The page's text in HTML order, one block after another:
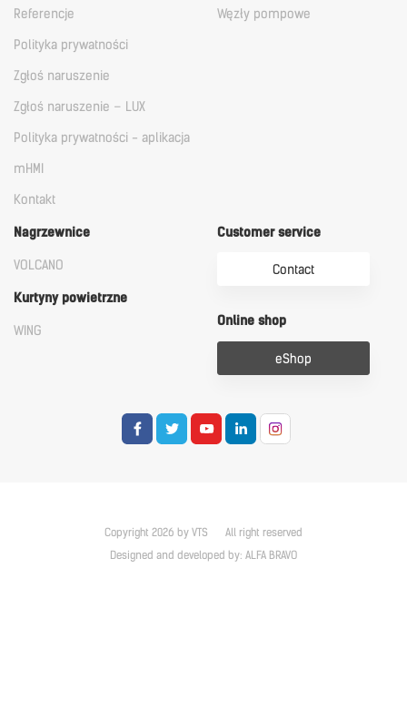
Referencje
Polityka prywatności
Zgłoś naruszenie
Zgłoś naruszenie – LUX
Polityka prywatności - aplikacja
mHMI
Kontakt
Węzły pompowe
Nagrzewnice
VOLCANO
Kurtyny powietrzne
WING
Customer service
Contact
Online shop
eShop
Copyright 2026 by VTS
All right reserved
Designed and developed by: ALFA BRAVO